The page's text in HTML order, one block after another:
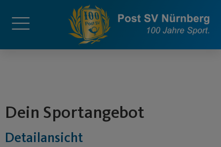
Dein Sportangebot
Detailansicht